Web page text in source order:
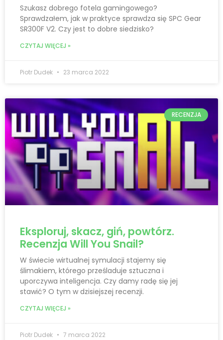
Szukasz dobrego fotela gamingowego?
Sprawdzałem, jak w praktyce sprawdza się SPC Gear
SR300F V2. Czy jest to dobre siedzisko?
CZYTAJ WIĘCEJ »
Piotr Dudek 23 marca 2022
RECENZJA
Eksploruj, skacz, giń, powtórz.
Recenzja Will You Snail?
W świecie wirtualnej symulacji stajemy się
ślimakiem, którego prześladuje sztuczna i
uporczywa inteligencja. Czy damy radę się jej
stawić? O tym w dzisiejszej recenzji.
CZYTAJ WIĘCEJ »
Piotr Dudek 7 marca 2022